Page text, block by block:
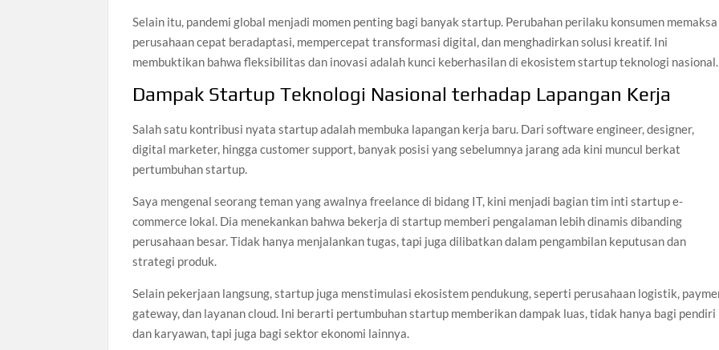
Selain itu, pandemi global menjadi momen penting bagi banyak startup. Perubahan perilaku konsumen memaksa
perusahaan cepat beradaptasi, mempercepat transformasi digital, dan menghadirkan solusi kreatif. Ini
membuktikan bahwa fleksibilitas dan inovasi adalah kunci keberhasilan di ekosistem startup teknologi nasional.
Dampak Startup Teknologi Nasional terhadap Lapangan Kerja
Salah satu kontribusi nyata startup adalah membuka lapangan kerja baru. Dari software engineer, designer,
digital marketer, hingga customer support, banyak posisi yang sebelumnya jarang ada kini muncul berkat
pertumbuhan startup.
Saya mengenal seorang teman yang awalnya freelance di bidang IT, kini menjadi bagian tim inti startup e-
commerce lokal. Dia menekankan bahwa bekerja di startup memberi pengalaman lebih dinamis dibanding
perusahaan besar. Tidak hanya menjalankan tugas, tapi juga dilibatkan dalam pengambilan keputusan dan
strategi produk.
Selain pekerjaan langsung, startup juga menstimulasi ekosistem pendukung, seperti perusahaan logistik,
gateway, dan layanan cloud. Ini berarti pertumbuhan startup memberikan dampak luas, tidak hanya bagi pendiri
dan karyawan, tapi juga bagi sektor ekonomi lainnya.